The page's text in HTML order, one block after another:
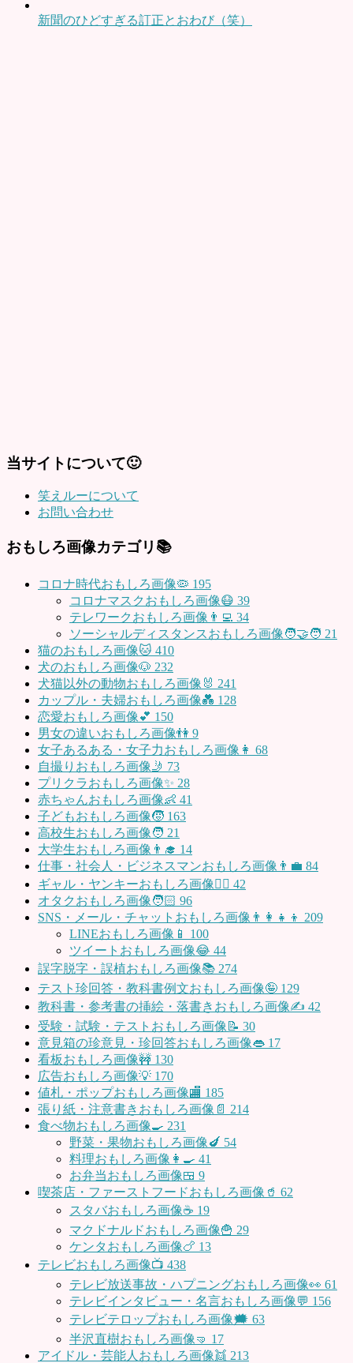
新聞のひどすぎる訂正とおわび（笑）
当サイトについて🙂
笑えルーについて
お問い合わせ
おもしろ画像カテゴリ📚
コロナ時代おもしろ画像🦠 195
コロナマスクおもしろ画像😷 39
テレワークおもしろ画像👨‍💻 34
ソーシャルディスタンスおもしろ画像🧑‍🤝‍🧑 21
猫のおもしろ画像🐱 410
犬のおもしろ画像🐶 232
犬猫以外の動物おもしろ画像🐰 241
カップル・夫婦おもしろ画像💑 128
恋愛おもしろ画像💕 150
男女の違いおもしろ画像👫 9
女子あるある・女子力おもしろ画像👩 68
自撮りおもしろ画像🤳 73
プリクラおもしろ画像✨ 28
赤ちゃんおもしろ画像👶 41
子どもおもしろ画像🧒 163
高校生おもしろ画像🧑 21
大学生おもしろ画像👨‍🎓 14
仕事・社会人・ビジネスマンおもしろ画像👨‍💼 84
ギャル・ヤンキーおもしろ画像👱‍♀️ 42
オタクおもしろ画像🧑🏻 96
SNS・メール・チャットおもしろ画像👨‍👩‍👧‍👦 209
LINEおもしろ画像📱 100
ツイートおもしろ画像😂 44
誤字脱字・誤植おもしろ画像📚 274
テスト珍回答・教科書例文おもしろ画像🤪 129
教科書・参考書の挿絵・落書きおもしろ画像✍️ 42
受験・試験・テストおもしろ画像📝 30
意見箱の珍意見・珍回答おもしろ画像👄 17
看板おもしろ画像🚧 130
広告おもしろ画像💡 170
値札・ポップおもしろ画像🏬 185
張り紙・注意書きおもしろ画像📄 214
食べ物おもしろ画像🍳 231
野菜・果物おもしろ画像🍆 54
料理おもしろ画像👩‍🍳 41
お弁当おもしろ画像🍱 9
喫茶店・ファーストフードおもしろ画像🥤 62
スタバおもしろ画像☕️ 19
マクドナルドおもしろ画像🍟 29
ケンタおもしろ画像🍗 13
テレビおもしろ画像📺 438
テレビ放送事故・ハプニングおもしろ画像👀 61
テレビインタビュー・名言おもしろ画像💬 156
テレビテロップおもしろ画像🗯 63
半沢直樹おもしろ画像🤜 17
アイドル・芸能人おもしろ画像👯 213